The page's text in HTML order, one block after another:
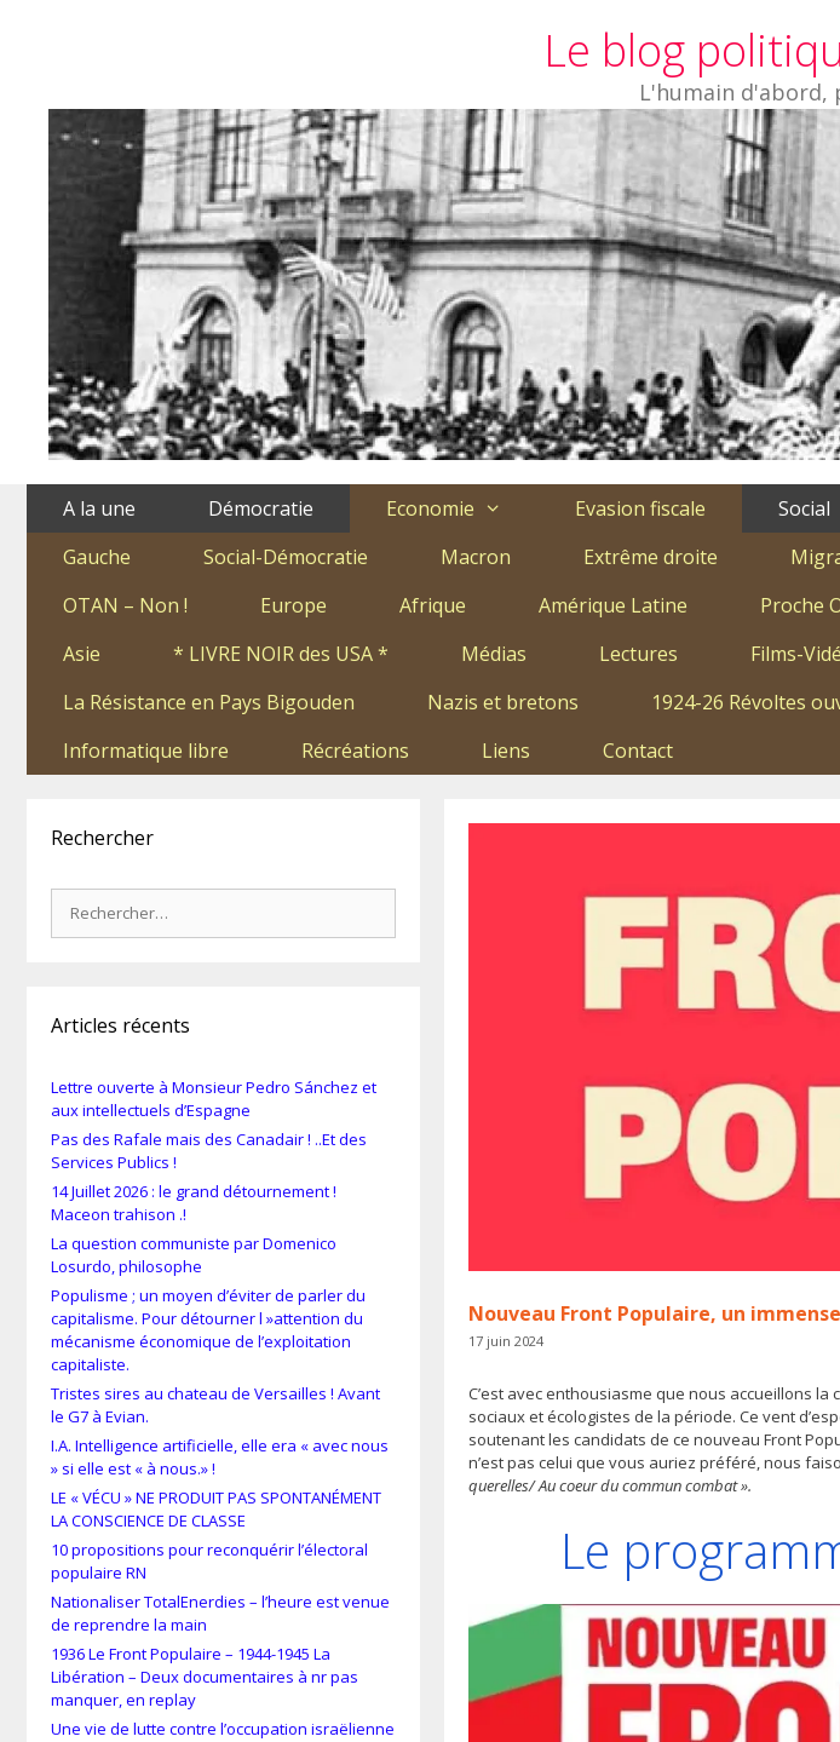
Le blog
L'humain d'abord,
A la une Démocratie Economie Evasion fiscale Social
Gauche
Social-Démocratie Macron Extrême droite
OTAN – Non !
Europe Afrique Amérique Latine Proche
Asie
* LIVRE NOIR des USA * Médias Lectures Films-
La Résistance en Pays Bigouden
Nazis et bretons 1924-26 Révoltes
Informatique libre
Récréations Liens Contact
Nouveau Front Populaire, un
17 juin 2024
C’est avec enthousiasme que nous accueillons
sociaux et écologistes de la période. Ce vent
soutenant les candidats de ce nouveau Front
n’est pas celui que vous auriez préféré, nous
querelles/ Au coeur du commun combat ».
Le
Rechercher
Articles récents
Lettre ouverte à Monsieur Pedro Sánchez et
aux intellectuels d’Espagne
Pas des Rafale mais des Canadair ! ..Et des
Services Publics !
14 Juillet 2026 : le grand détournement !
Maceon trahison .!
La question communiste par Domenico
Losurdo, philosophe
Populisme ; un moyen d’éviter de parler du
capitalisme. Pour détourner l »attention du
mécanisme économique de l’exploitation
capitaliste.
Tristes sires au chateau de Versailles ! Avant
le G7 à Evian.
I.A. Intelligence artificielle, elle era « avec nous
» si elle est « à nous.» !
LE « VÉCU » NE PRODUIT PAS SPONTANÉMENT
LA CONSCIENCE DE CLASSE
10 propositions pour reconquérir l’électoral
populaire RN
Nationaliser TotalEnerdies – l’heure est venue
de reprendre la main
1936 Le Front Populaire – 1944-1945 La
Libération – Deux documentaires à nr pas
manquer, en replay
Une vie de lutte contre l’occupation israëlienne